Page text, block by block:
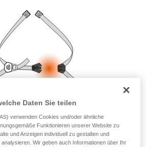
richtig verstanden haben.
dieser Techniken setzt eine
Ausbildung und ein spezielles
Prüfen Sie zusammen mit
ob Sie in der Lage sind, den
sicher zu wiederholen, bevor
durchführen.
Techniken, die hier nicht
werden.
Daten Sie teilen
verwenden Cookies und/oder ähnliche
Funktionieren unserer Website zu
und Anzeigen individuell zu gestalten und
Wir geben auch Informationen über Ihr